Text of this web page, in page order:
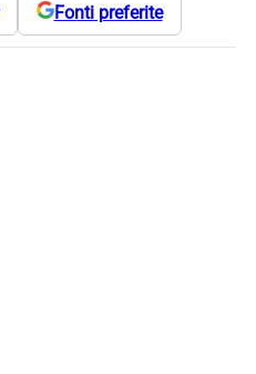
Fonti preferite